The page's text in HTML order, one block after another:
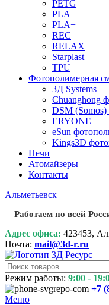
PETG
PLA
PLA+
REC
RELAX
Starplast
TPU
Фотополимерная
3Д Systems
Chuanghong
DSM
ERYONE
eSun
Kings3D
Печи
Атомайзеры
Контакты
Альметьевск
Работаем по всей
Адрес офиса: 423453,
Почта: mail@3d-r.ru
Режим работы: 9:00 -
+7
Меню